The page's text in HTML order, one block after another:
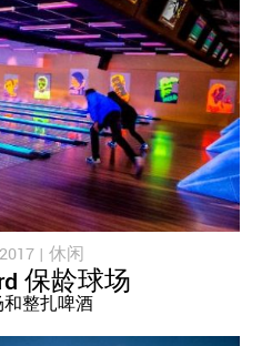
| 休闲
保龄球场
整扎啤酒